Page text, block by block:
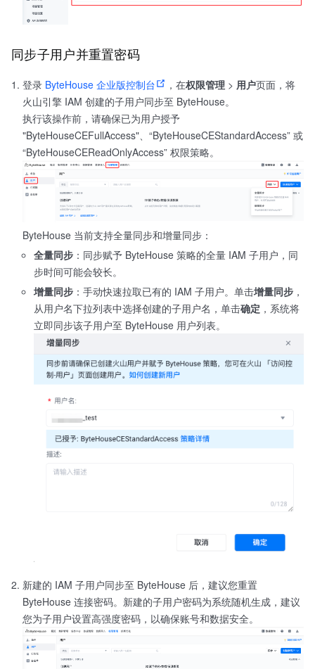
同步子用户并重置密码
登录 ByteHouse 企业版控制台 ，在权限管理 > 用户页面，将
火山引擎 IAM 创建的子用户同步至 ByteHouse。
执行该操作前，请确保已为用户授予
"ByteHouseCEFullAccess"、“ByteHouseCEStandardAccess” 或
“ByteHouseCEReadOnlyAccess” 权限策略。
ByteHouse 当前支持全量同步和增量同步：
全量同步 ：同步赋予 ByteHouse 策略的全量 IAM 子用户，同
步时间可能会较长。
增量同步 ：手动快速拉取已有的 IAM 子用户。单击增量同步 ，
从用户名下拉列表中选择创建的子用户名，单击确定 ，系统将
立即同步该子用户至 ByteHouse 用户列表。
新建的 IAM 子用户同步至 ByteHouse 后，建议您重置
ByteHouse 连接密码。新建的子用户密码为系统随机生成，建议
您为子用户设置高强度密码，以确保账号和数据安全。